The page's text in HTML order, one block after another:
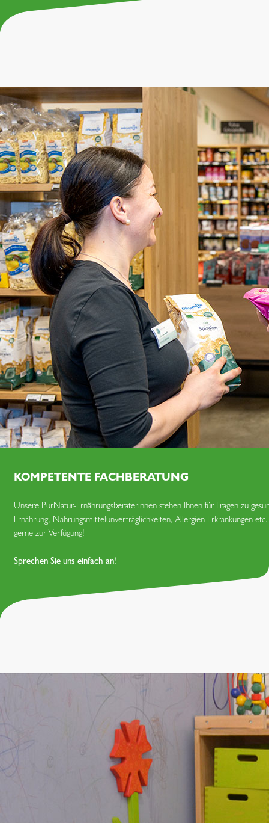
KOMPETENTE FACHBERATUNG
Unsere PurNatur-Ernährungsberaterinnen stehen Ihnen für Fragen zu
Ernährung, Nahrungsmittel­unverträglich­keiten, Allergien Erkrankungen etc.
gerne zur Verfügung!
Sprechen Sie uns einfach an!